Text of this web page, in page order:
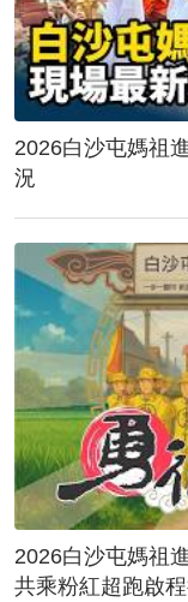
2026白沙屯媽祖
況
2026白沙屯媽祖
共乘粉紅超跑啟